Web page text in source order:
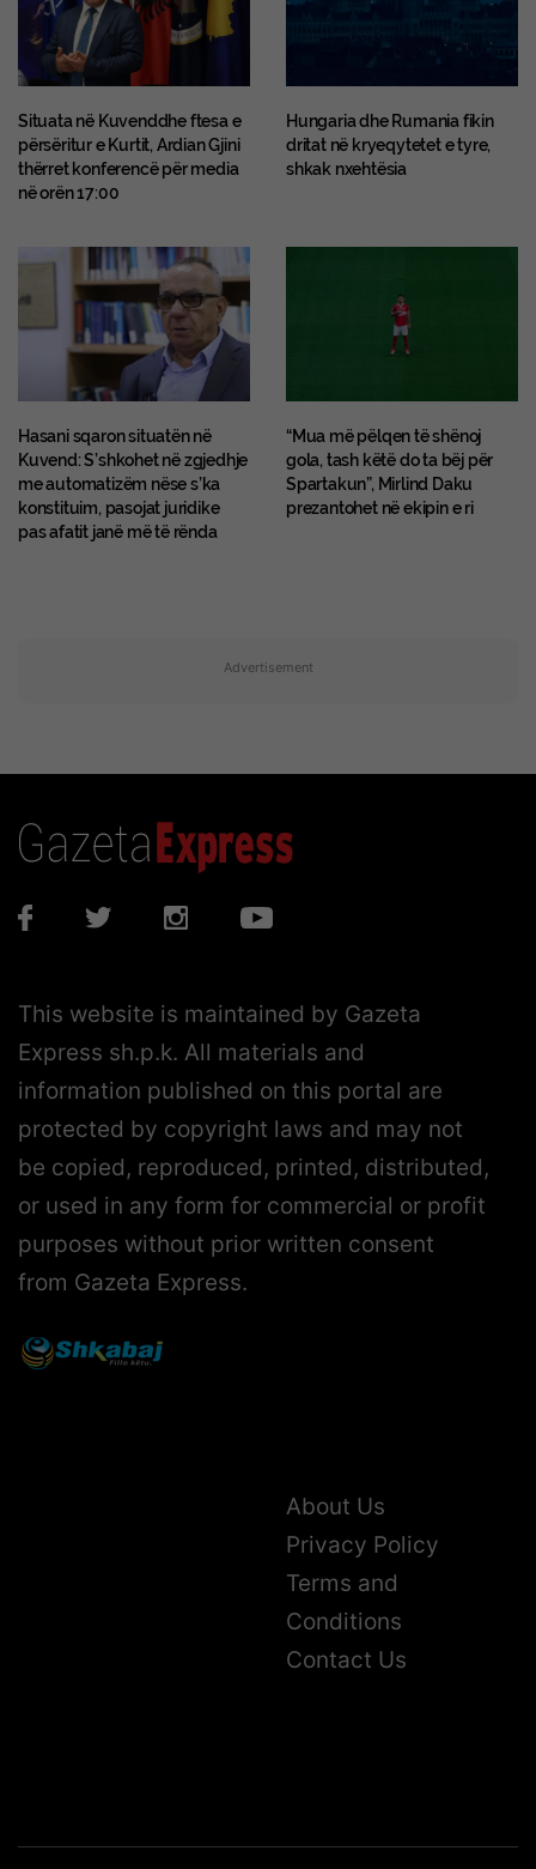
Situata në Kuvenddhe ftesa e
përsëritur e Kurtit, Ardian Gjini
thërret konferencë për media
në orën 17:00
Hungaria dhe Rumania fikin
dritat në kryeqytetet e tyre,
shkak nxehtësia
Hasani sqaron situatën në
Kuvend: S’shkohet në zgjedhje
me automatizëm nëse s’ka
konstituim, pasojat juridike
pas afatit janë më të rënda
“Mua më pëlqen të shënoj
gola, tash këtë do ta bëj për
Spartakun”, Mirlind Daku
prezantohet në ekipin e ri
Advertisement
This website is maintained by Gazeta
Express sh.p.k. All materials and
information published on this portal are
protected by copyright laws and may not
be copied, reproduced, printed, distributed,
or used in any form for commercial or profit
purposes without prior written consent
from Gazeta Express.
About Us
Privacy Policy
Terms and
Conditions
Contact Us